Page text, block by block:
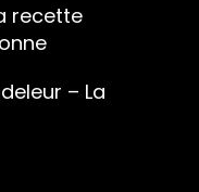
recette
– La